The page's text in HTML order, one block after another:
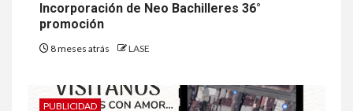
Incorporación de Neo Bachilleres 36°
promoción
8 meses atrás LASE
PUBLICIDAD